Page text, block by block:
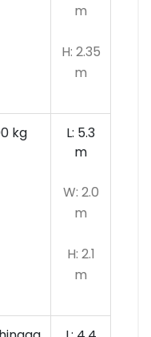
m
H: 2.35
m
kg
L: 5.3
m
W: 2.0
m
H: 2.1
m